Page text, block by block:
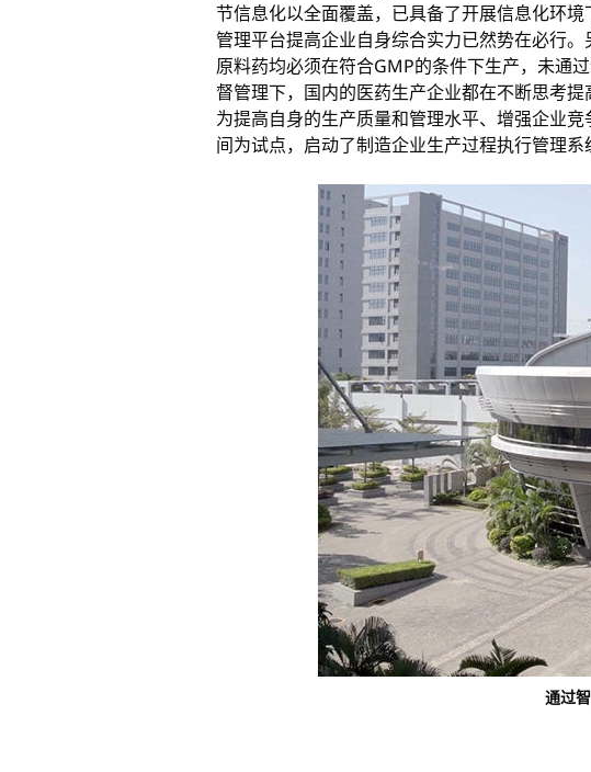
节信息化以全面覆盖，已具备了开展信息化环
管理平台提高企业自身综合实力已然势在必行
原料药均必须在符合GMP的条件下生产，未通
督管理下，国内的医药生产企业都在不断思考
为提高自身的生产质量和管理水平、增强企业
间为试点，启动了制造企业生产过程执行管理系
通过